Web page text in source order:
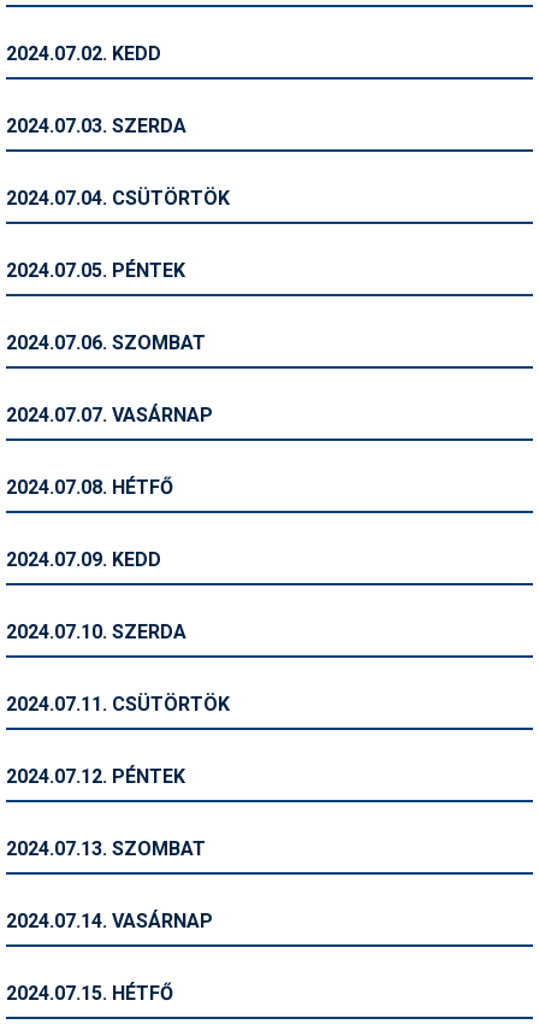
Ingatlan
Kerékpár
Magazinok
Pályázatok
Síbérletárak
Sífelszerelés
Símánia
2024.07.02. KEDD
2024.07.03. SZERDA
2024.07.04. CSÜTÖRTÖK
2024.07.05. PÉNTEK
2024.07.06. SZOMBAT
2024.07.07. VASÁRNAP
2024.07.08. HÉTFŐ
2024.07.09. KEDD
2024.07.10. SZERDA
2024.07.11. CSÜTÖRTÖK
2024.07.12. PÉNTEK
2024.07.13. SZOMBAT
2024.07.14. VASÁRNAP
2024.07.15. HÉTFŐ